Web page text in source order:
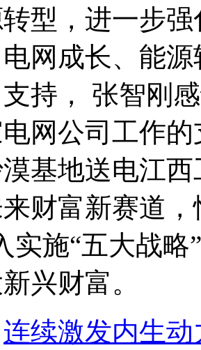
型，进一步
网成长、能
持， 张智刚
网公司工作
基地送电江
财富新赛道
实施“五大战
兴财富。
连续激发内生